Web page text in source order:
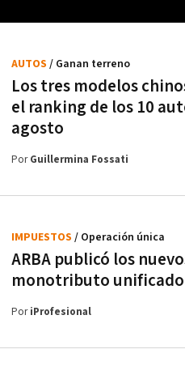
Los tres modelos
el ranking de los 10
agosto
AUTOS / Ganan terreno
PorGuillermina Fossati
ARBA publicó los
monotributo unificado
IMPUESTOS / Operación única
PoriProfesional